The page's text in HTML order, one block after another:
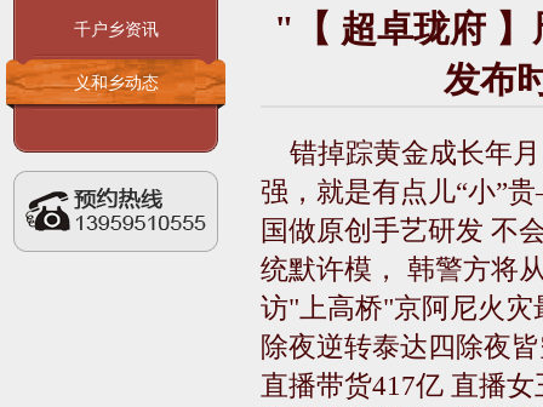
千户乡资讯
义和乡动态
"【 超卓珑府
发布
错掉踪黄金成长年
强，就是有点儿“小”
国做原创手艺研发 不
统默许模， 韩警方将
访"上高桥"京阿尼火灾
除夜逆转泰达四除夜
直播带货417亿 直播